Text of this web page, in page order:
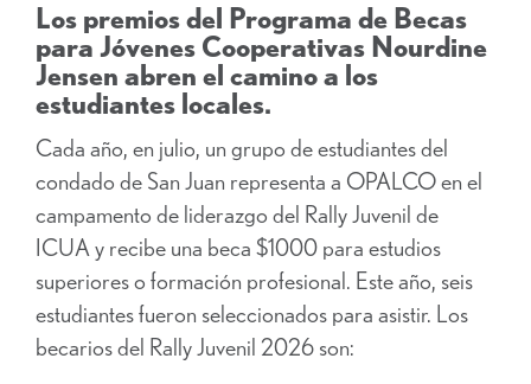
Los premios del Programa de Becas
para Jóvenes Cooperativas Nourdine
Jensen abren el camino a los
estudiantes locales.
Cada año, en julio, un grupo de estudiantes del
condado de San Juan representa a OPALCO en el
campamento de liderazgo del Rally Juvenil de
ICUA y recibe una beca $1000 para estudios
superiores o formación profesional. Este año, seis
estudiantes fueron seleccionados para asistir. Los
becarios del Rally Juvenil 2026 son: